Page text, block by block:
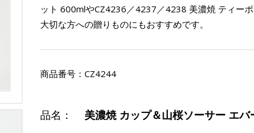
ット 600mlやCZ4236／4237／4238 美濃焼 ティーポ
大切な方への贈りものにもおすすめです。
商品番号： CZ4244
品名： 美濃焼 カップ＆山桜ソーサー エバ